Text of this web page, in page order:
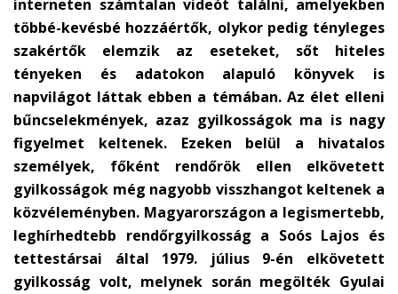
interneten számtalan videót találni, amelyekben
többé-kevésbé hozzáértők, olykor pedig tényleges
szakértők elemzik az eseteket, sőt hiteles
tényeken és adatokon alapuló könyvek is
napvilágot láttak ebben a témában. Az élet elleni
bűncselekmények, azaz gyilkosságok ma is nagy
figyelmet keltenek. Ezeken belül a hivatalos
személyek, főként rendőrök ellen elkövetett
gyilkosságok még nagyobb visszhangot keltenek a
közvéleményben. Magyarországon a legismertebb,
leghírhedtebb rendőrgyilkosság a Soós Lajos és
tettestársai által 1979. július 9-én elkövetett
gyilkosság volt, melynek során megölték Gyulai